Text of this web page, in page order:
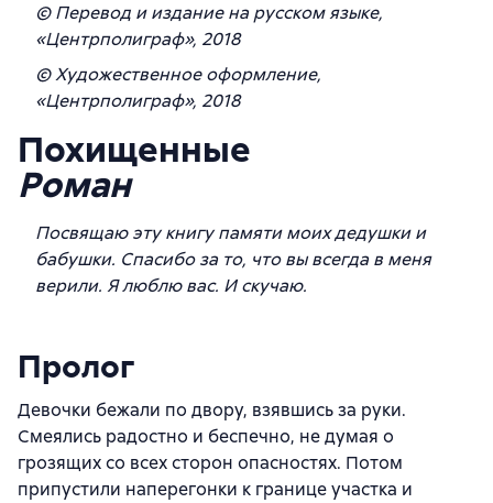
© Перевод и издание на русском языке,
«Центрполиграф», 2018
© Художественное оформление,
«Центрполиграф», 2018
Похищенные
Роман
Посвящаю эту книгу памяти моих дедушки и
бабушки. Спасибо за то, что вы всегда в меня
верили. Я люблю вас. И скучаю.
Пролог
Девочки бежали по двору, взявшись за руки.
Смеялись радостно и беспечно, не думая о
грозящих со всех сторон опасностях. Потом
припустили наперегонки к границе участка и